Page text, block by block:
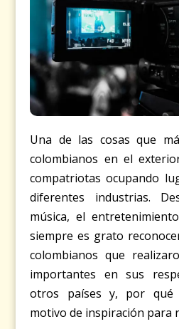
Una de las cosas que
colombianos en el
compatriotas ocupando
diferentes industrias.
música, el
siempre es grato
colombianos que
importantes en sus
otros países y, por qué
motivo de inspiración para